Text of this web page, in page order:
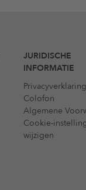
JURIDISCHE
INFORMATIE
Privacyverklaring
Colofon
Algemene
Cookie-
wijzigen